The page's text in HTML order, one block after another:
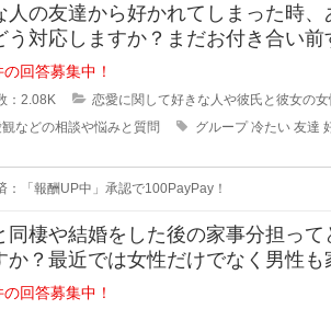
人の友達から好かれてしまった時、
う対応しますか？まだお付き合い前
2人だとまだぎこちないから
回答募集中！
：2.08K
恋愛に関して好きな人や彼氏と彼女の
などの相談や悩みと質問
グループ 冷たい 友達
：「報酬UP中」承認で100PayPay！
同棲や結婚をした後の家事分担って
か？最近では女性だけでなく男性も
みたいな風潮がある時代です
回答募集中！